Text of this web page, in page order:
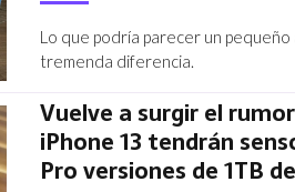
Lo que podría parecer un
tremenda diferencia.
Vuelve a surgir el
iPhone 13 tendrán
Pro versiones de 1TB